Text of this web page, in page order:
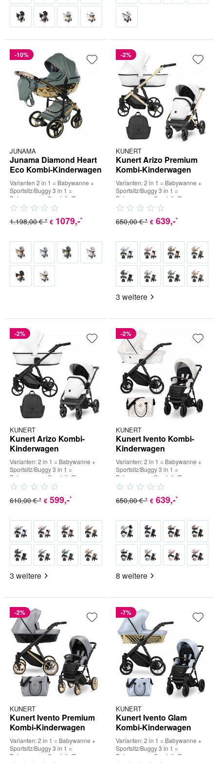
-10%
JUNAMA
Junama Diamond Heart
Eco Kombi-Kinderwagen
Varianten 2 in 1 = Babywanne +
Sportsitz/Buggy 3 in 1 =
Babywanne + Sportsitz/Buggy +
Babyschale (inkl. Adapter) 4 in...
€ 1079,-*
1.198,00 € *
-2%
KUNERT
Kunert Arizo Premium
Kombi-Kinderwagen
Varianten: 2 in 1 = Babywanne +
Sportsitz/Buggy 3 in 1 =
Babywanne + Sportsitz/Buggy +
Babyschale (inkl. Adapter) 4...
€ 639,-*
650,00 € *
3 weitere
-2%
KUNERT
Kunert Arizo Kombi-
Kinderwagen
Varianten: 2 in 1 = Babywanne +
Sportsitz/Buggy 3 in 1 =
Babywanne + Sportsitz/Buggy +
Babyschale (inkl. Adapter) 4...
€ 599,-*
610,00 € *
3 weitere
-2%
KUNERT
Kunert Ivento Kombi-
Kinderwagen
Varianten: 2 in 1 = Babywanne +
Sportsitz/Buggy 3 in 1 =
Babywanne + Sportsitz/Buggy +
Babyschale (inkl. Adapter) 4...
€ 639,-*
650,00 € *
8 weitere
-2%
KUNERT
Kunert Ivento Premium
Kombi-Kinderwagen
Varianten: 2 in 1 = Babywanne +
Sportsitz/Buggy 3 in 1 =
Babywanne + Sportsitz/Buggy +
-7%
KUNERT
Kunert Ivento Glam
Kombi-Kinderwagen
Varianten: 2 in 1 = Babywanne +
Sportsitz/Buggy 3 in 1 =
Babywanne + Sportsitz/Buggy +